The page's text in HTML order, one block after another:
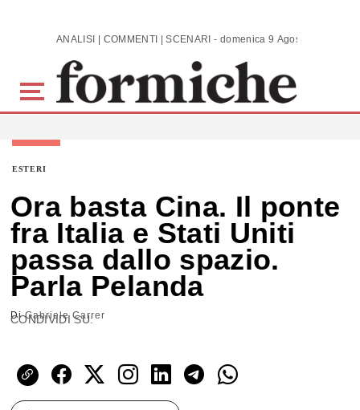
Skip to main content ANALISI | COMMENTI | SCENARI - domenica 9 Agosto 2026
ESTERI
Ora basta Cina. Il ponte
fra Italia e Stati Uniti
passa dallo spazio.
Parla Pelanda
DiGabriele Carrer
CONDIVIDI SU: